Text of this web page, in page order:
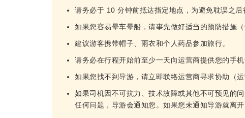
请务必于 10 分钟前抵达指定地点，为避免耽误之后
如果您容易晕车晕船，请事先做好适当的预防措施（
建议游客携带帽子、雨衣和个人药品参加旅行。
请务必在行程开始前至少一天向运营商提供您的手
如果您找不到导游，请立即联络运营商寻求协助（
如果司机因不可抗力、技术故障或其他不可预见的
任何问题，导游会通知您。如果您未通知导游就离